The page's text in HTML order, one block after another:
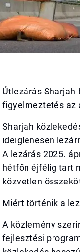
Útlezárás
figyelmeztetés az
Sharjah
ideiglenesen
A lezárás 2025.
hétfőn éjfélig tart
közvetlen
Miért történik a
A közlemény
fejlesztési